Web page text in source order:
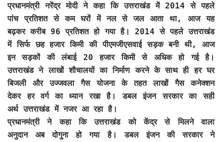
प्रधानमंत्री नरेंद्र मोदी ने कहा कि उत्तराखंड में 2014 से पहले
पांच प्रतिशत से कम घरों में नल से जल आता था, आज यह
बढ़कर करीब 96 प्रतिशत हो गया है। 2014 से पहले उत्तराखंड
में सिर्फ छह हजार किमी की पीएमजीएसवाई सड़क बनी थी, आज
इन सड़कों की लंबाई 20 हजार किमी से अधिक हो गई है।
उत्तराखंड ने लाखों शौचालयों का निर्माण करने के साथ ही हर घर
बिजली और उज्जवला गैस योजना के तहत लाखों गैस कनेक्शन
देकर हर वर्ग का ध्यान रखा है। डबल इंजन सरकार का सही
अर्थ उत्तराखंड में नजर आ रहा है।
प्रधानमंत्री ने कहा कि उत्तराखंड को केंद्र से मिलने वाला
अनुदान अब दोगुना हो गया है। डबल इंजन की सरकार ने